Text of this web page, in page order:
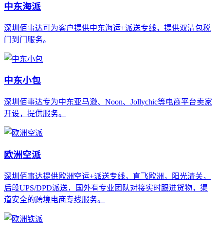
中东海派
深圳佰事达可为客户提供中东海运+派送专线，提供双清包税
门到门服务。
中东小包
深圳佰事达专为中东亚马逊、Noon、Jollychic等电商平台卖家
开设，提供服务。
欧洲空派
深圳佰事达提供欧洲空运+派送专线，直飞欧洲，阳光清关，
后段UPS/DPD派送，国外有专业团队对接实时跟进货物，渠
道安全的跨境电商专线服务。